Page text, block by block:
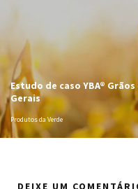
Estudo de caso YBA®
Gerais
Produtos da Verde
DEIXE UM